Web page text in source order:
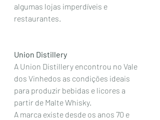
algumas lojas imperdíveis e
restaurantes.
Union Distillery
A Union Distillery encontrou no Vale
dos Vinhedos as condições ideais
para produzir bebidas e licores a
partir de Malte Whisky.
A marca existe desde os anos 70 e